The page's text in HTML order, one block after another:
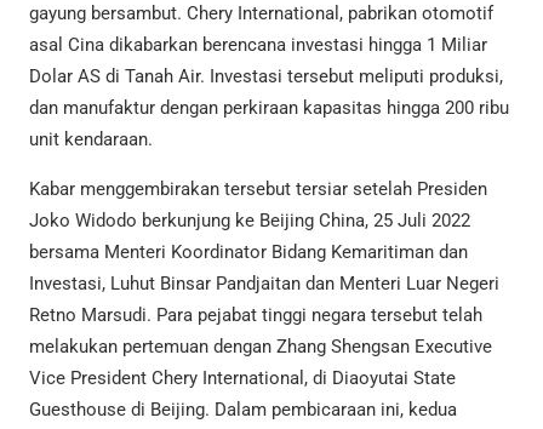
gayung bersambut. Chery International, pabrikan otomotif
asal Cina dikabarkan berencana investasi hingga 1 Miliar
Dolar AS di Tanah Air. Investasi tersebut meliputi produksi,
dan manufaktur dengan perkiraan kapasitas hingga 200 ribu
unit kendaraan.
Kabar menggembirakan tersebut tersiar setelah Presiden
Joko Widodo berkunjung ke Beijing China, 25 Juli 2022
bersama Menteri Koordinator Bidang Kemaritiman dan
Investasi, Luhut Binsar Pandjaitan dan Menteri Luar Negeri
Retno Marsudi. Para pejabat tinggi negara tersebut telah
melakukan pertemuan dengan Zhang Shengsan Executive
Vice President Chery International, di Diaoyutai State
Guesthouse di Beijing. Dalam pembicaraan ini, kedua